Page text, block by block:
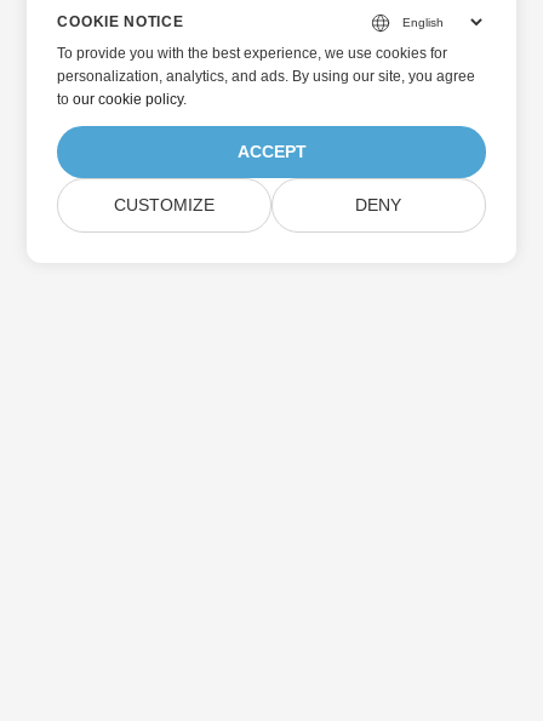
COOKIE NOTICE
To provide you with the best experience, we use cookies for
personalization, analytics, and ads. By using our site, you agree
toour cookie policy.
ACCEPT
CUSTOMIZE DENY